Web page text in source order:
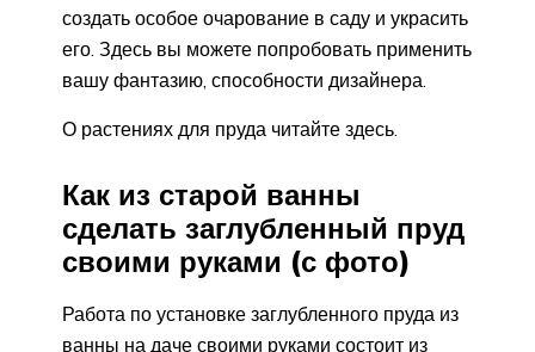
создать особое очарование в саду и украсить
его. Здесь вы можете попробовать применить
вашу фантазию, способности дизайнера.
О растениях для пруда читайте здесь.
Как из старой ванны
сделать заглубленный пруд
своими руками (с фото)
Работа по установке заглубленного пруда из
ванны на даче своими руками состоит из